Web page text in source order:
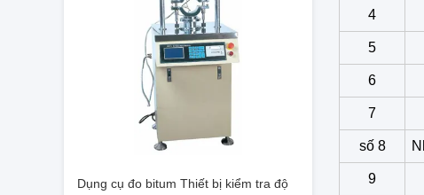
Dụng cụ đo bitum Thiết bị kiểm tra độ
4
5
6
7
số 8
9